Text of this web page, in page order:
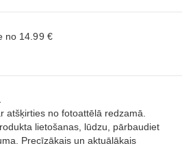
no 14.99 €
atšķirties no fotoattēlā redzamā.
lietošanas, lūdzu, pārbaudiet
Precīzākais un aktuālākais